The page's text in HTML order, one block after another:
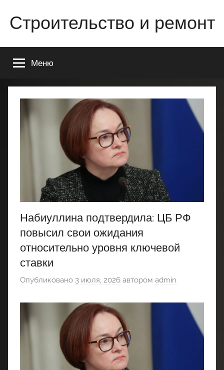
содержимому
Строительство и ремонт
строительстве
ремонте
Вашего
Меню
Набиуллина подтвердила: ЦБ РФ
повысил свои ожидания
относительно уровня ключевой
ставки
Опубликовано 3 июля, 2026 автором admin